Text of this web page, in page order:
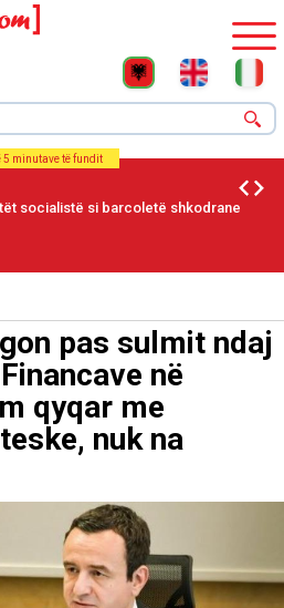
5 minutave të fundit
socialistë si barcoletë shkodrane
pas sulmit ndaj
në
qyqar me
nuk na